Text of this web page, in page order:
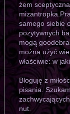
żem
samego siebie
pozytywnych
mogą
można użyć
właściwie: w
Bloguję z
pisania.
nut.